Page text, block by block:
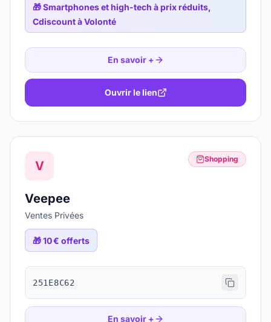
🎁Smartphones et high-tech à prix réduits,
Cdiscount à Volonté
En savoir +
Ouvrir le lien
V Shopping
Veepee
Ventes Privées
🎁10 € offerts
251E8C62
En savoir +